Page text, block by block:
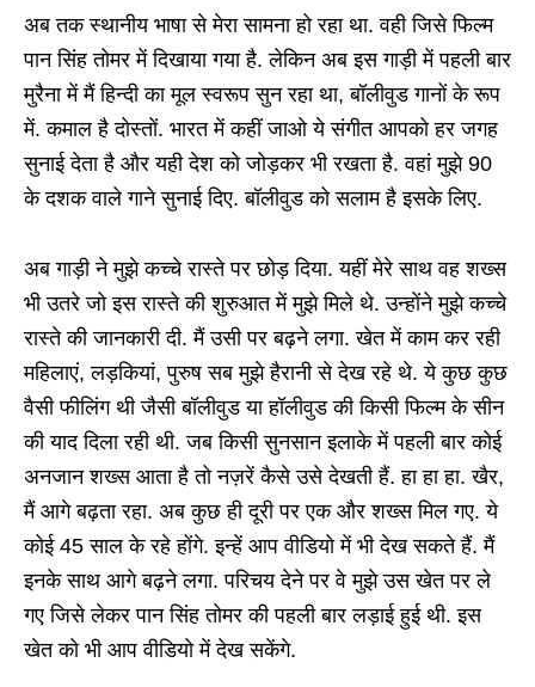
अब तक स्थानीय भाषा से मेरा सामना हो रहा था. वही जिसे फिल्म
पान सिंह तोमर में दिखाया गया है. लेकिन अब इस गाड़ी में पहली बार
मुरैना में मैं हिन्दी का मूल स्वरूप सुन रहा था, बॉलीवुड गानों के रूप
में. कमाल है दोस्तों. भारत में कहीं जाओ ये संगीत आपको हर जगह
सुनाई देता है और यही देश को जोड़कर भी रखता है. वहां मुझे 90
के दशक वाले गाने सुनाई दिए. बॉलीवुड को सलाम है इसके लिए.
अब गाड़ी ने मुझे कच्चे रास्ते पर छोड़ दिया. यहीं मेरे साथ वह शख्स
भी उतरे जो इस रास्ते की शुरुआत में मुझे मिले थे. उन्होंने मुझे कच्चे
रास्ते की जानकारी दी. मैं उसी पर बढ़ने लगा. खेत में काम कर रही
महिलाएं, लड़कियां, पुरुष सब मुझे हैरानी से देख रहे थे. ये कुछ कुछ
वैसी फीलिंग थी जैसी बॉलीवुड या हॉलीवुड की किसी फिल्म के सीन
की याद दिला रही थी. जब किसी सुनसान इलाके में पहली बार कोई
अनजान शख्स आता है तो नज़रें कैसे उसे देखती हैं. हा हा हा. खैर,
मैं आगे बढ़ता रहा. अब कुछ ही दूरी पर एक और शख्स मिल गए. ये
कोई 45 साल के रहे होंगे. इन्हें आप वीडियो में भी देख सकते हैं. मैं
इनके साथ आगे बढ़ने लगा. परिचय देने पर वे मुझे उस खेत पर ले
गए जिसे लेकर पान सिंह तोमर की पहली बार लड़ाई हुई थी. इस
खेत को भी आप वीडियो में देख सकेंगे.